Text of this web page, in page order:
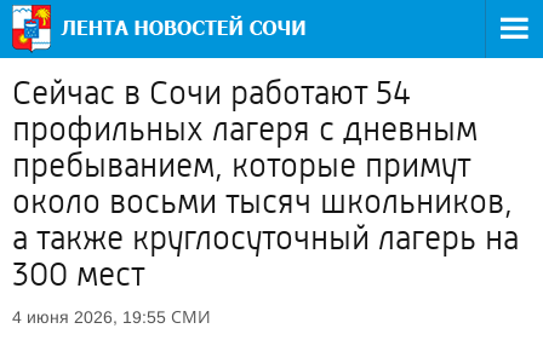
Сейчас в Сочи работают 54
профильных лагеря с дневным
пребыванием, которые примут
около восьми тысяч школьников,
а также круглосуточный лагерь на
300 мест
4 июня 2026, 19:55 СМИ